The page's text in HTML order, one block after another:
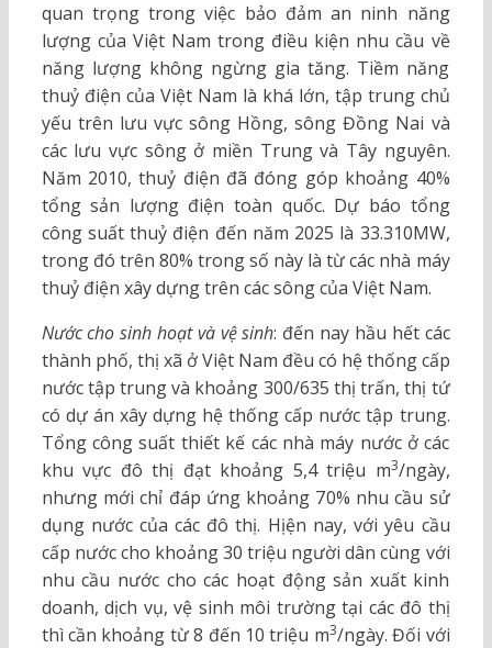
quan trọng trong việc bảo đảm an ninh năng
lượng của Việt Nam trong điều kiện nhu cầu về
năng lượng không ngừng gia tăng. Tiềm năng
thuỷ điện của Việt Nam là khá lớn, tập trung chủ
yếu trên lưu vực sông Hồng, sông Đồng Nai và
các lưu vực sông ở miền Trung và Tây nguyên.
Năm 2010, thuỷ điện đã đóng góp khoảng 40%
tổng sản lượng điện toàn quốc. Dự báo tổng
công suất thuỷ điện đến năm 2025 là 33.310MW,
trong đó trên 80% trong số này là từ các nhà máy
thuỷ điện xây dựng trên các sông của Việt Nam.
Nước cho sinh hoạt và vệ sinh: đến nay hầu hết các
thành phố, thị xã ở Việt Nam đều có hệ thống cấp
nước tập trung và khoảng 300/635 thị trấn, thị tứ
có dự án xây dựng hệ thống cấp nước tập trung.
Tổng công suất thiết kế các nhà máy nước ở các
khu vực đô thị đạt khoảng 5,4 triệu m3/ngày,
nhưng mới chỉ đáp ứng khoảng 70% nhu cầu sử
dụng nước của các đô thị. Hịện nay, với yêu cầu
cấp nước cho khoảng 30 triệu người dân cùng với
nhu cầu nước cho các hoạt động sản xuất kinh
doanh, dịch vụ, vệ sinh môi trường tại các đô thị
thì cần khoảng từ 8 đến 10 triệu m3/ngày. Đối với